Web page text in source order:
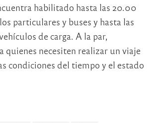
habilitado hasta las 20.00
particulares y buses y hasta las
de carga. A la par,
quienes necesiten realizar un viaje
condiciones del tiempo y el estado